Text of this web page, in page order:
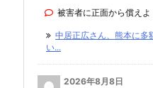
被害者に正面から償えよ
中居正広さん、熊本に多
い...
2026年8月8日